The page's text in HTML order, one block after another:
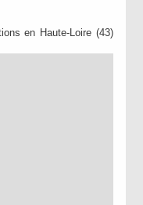
en Haute-Loire (43)